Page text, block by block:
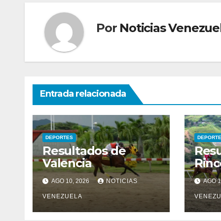
Por Noticias
Entrada relacionada
DEPORTES
Resultados de
Valencia
AGO 10, 2026 NOTICIAS
VENEZUELA
AGO